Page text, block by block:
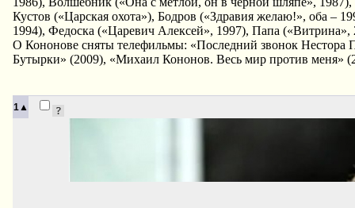
Кустов («Царская охота»), Бодров («Здравия желаю!», оба –
1994), Федоска («Царевич Алексей», 1997), Папа
О Кононове сняты телефильмы: «Последний звонок
Бутырки» (2009), «Михаил Кононов. Весь мир против меня»
1▲